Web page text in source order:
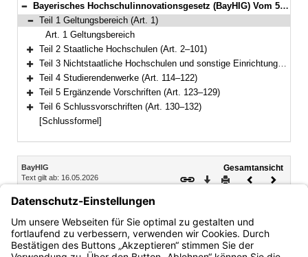
Bereich reduzieren
Bayerisches Hochschulinnovationsgesetz (BayHIG) Vom 5. August 2022 (GVBl. S. 414) BayRS 2210-1-3-WK (Art. 1–132)
Bereich reduzieren
Teil 1 Geltungsbereich (Art. 1)
Art. 1 Geltungsbereich
Bereich erweitern
Teil 2 Staatliche Hochschulen (Art. 2–101)
Bereich erweitern
Teil 3 Nichtstaatliche Hochschulen und sonstige Einrichtungen (Art. 102–113)
Bereich erweitern
Teil 4 Studierendenwerke (Art. 114–122)
Bereich erweitern
Teil 5 Ergänzende Vorschriften (Art. 123–129)
Bereich erweitern
Teil 6 Schlussvorschriften (Art. 130–132)
[Schlussformel]
Inhalt
BayHIG
Text gilt ab: 16.05.2026
Gesamtansicht
Download
DruckenVorheriges
Art. 1 Geltungsbereich